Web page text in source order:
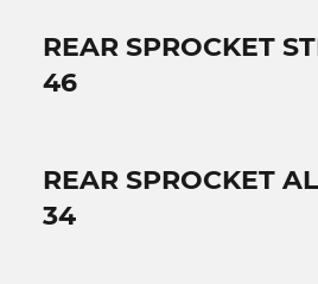
REAR SPROCKET
46
REAR SPROCKET
34